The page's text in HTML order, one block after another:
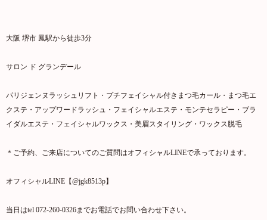
大阪 堺市 鳳駅から徒歩3分
サロン ド グランデール
パリジェンヌラッシュリフト・プチフェイシャル付きまつ毛カール・まつ毛エ
クステ・アップワードラッシュ・フェイシャルエステ・モンテセラピー・ブラ
イダルエステ・フェイシャルワックス・美眉スタイリング・ワックス脱毛
＊ご予約、ご来店についてのご質問はオフィシャルLINEで承っております。
オフィシャルLINE【@jgk8513p】
当日はtel 072-260-0326までお電話でお問い合わせ下さい。